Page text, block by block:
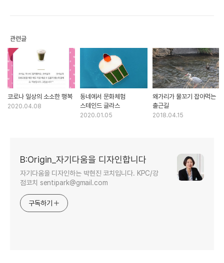
관련글
코로나 일상의 소소한 행복
2020.04.08
동네에서 문화체험
스테인드 글라스
2020.01.05
왜가리가 물꼬기 잡아먹는
출근길
2018.04.15
B:Origin_자기다움을 디자인합니다
자기다움을 디자인하는 박현진 코치입니다. KPC/강
점코치 sentipark@gmail.com
구독하기